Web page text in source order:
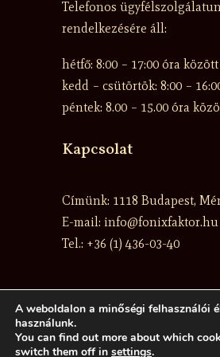
Telefonos
rendelkezésére áll:
hétfő: 8:00 – 17:00 óra között
kedd – csütörtök: 8:00 –
péntek: 8.00 – 15.00 óra
Kapcsolat
Címünk: 1118 Budapest,
E-mail: info@fonixfaktor.hu
Tel.: +36 (1) 436-03-40
Szolgáltatásaink
adósoknak˙MNB
A weboldalon a minőségi felhasználói
használunk.
You can find out more about which
switch them off in settings.